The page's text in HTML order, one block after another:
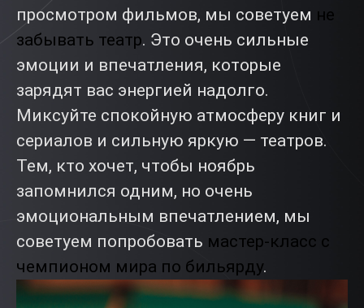
просмотром фильмов, мы советуем не
забывать театр. Это очень сильные
эмоции и впечатления, которые
зарядят вас энергией надолго.
Миксуйте спокойную атмосферу книг и
сериалов и сильную яркую — театров.
Тем, кто хочет, чтобы ноябрь
запомнился одним, но очень
эмоциональным впечатлением, мы
советуем попробовать мастер-класс с
чемпионом мира по бильярду.